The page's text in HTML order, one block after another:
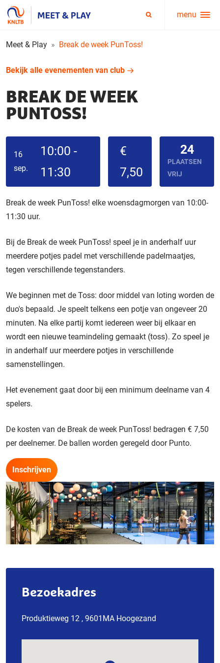
Service
menu
menu
Meet & Play Break de week PunToss!
Bekijk alle evenementen van club
BREAK DE WEEK
PUNTOSS!
16
sep.
10:00 -
11:30
€
7,50
24
PLAATSEN
VRIJ
Break de week PunToss! elke woensdagmorgen van 10:00-
11:30 uur.
Bij de Break de week PunToss! speel je in anderhalf uur
meerdere potjes padel met verschillende padelmaatjes,
tegen verschillende tegenstanders.
We beginnen met de Toss: door middel van loting worden de
duo's bepaald. Je speelt telkens een potje van ongeveer 20
minuten. Na elke partij komt iedereen weer bij elkaar en
wordt een nieuwe teamindeling gemaakt (toss). Zo speel je
in anderhalf uur meerdere potjes in verschillende
samenstellingen.
Het evenement gaat door bij een minimum deelname van 4
spelers.
De kosten van de Break de week PunToss! bedragen € 7,50
per deelnemer. De ballen worden geregeld door Punto.
Inschrijven
Bezoekadres
Produktieweg 12 , 9601MA Hoogezand